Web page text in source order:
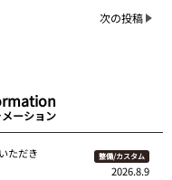
次の投稿
ーション
ただき
整備/カスタム
2026.8.9